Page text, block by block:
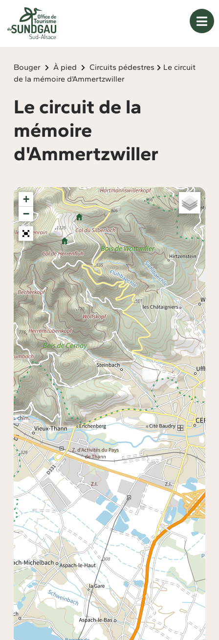
Bouger À pied Circuits pédestres
Le circuit
de la mémoire d'Ammertzwiller
Le circuit de la
mémoire
d'Ammertzwiller
+
−
Panneau de gestion des cookies